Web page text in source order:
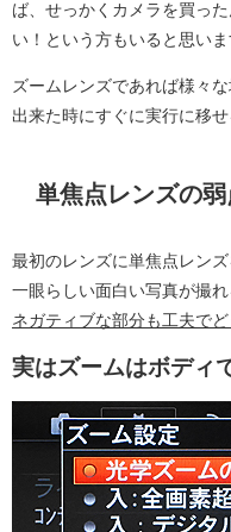
ば、せっかくカメラを買っ
い！という方もいると思いま
ズームレンズであれば様々
出来た時にすぐに実行に移
単焦点レンズの弱
最初のレンズに単焦点レン
一眼らしい面白い写真が撮
ネガティブな部分も工夫でど
実はズームはボディ